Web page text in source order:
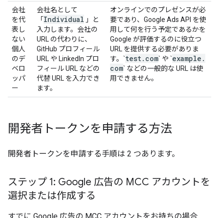
会社
を代
表し
ない
個人
のデ
ベロ
ッパ
ー
会社名として
「 Individual 」と
入力します。会社の
URL の代わりに、
GitHub プロフィール
URL や LinkedIn プロ
フィール URL などの
代替 URL を入力でき
ます。
オンラインでのプレゼンスが必
要であり、Google Ads API を使
用して何を行う予定であるかを
Google が評価するのに役立つ
URL を提供する必要がありま
す。`test. com` や `example .
com` などの一般的な URL は使
用できません。
開発者トークンを申請する方法
開発者トークンを申請する手順は 2 つあります。
ステップ 1: Google 広告の MCC アカウントを
選択または作成する